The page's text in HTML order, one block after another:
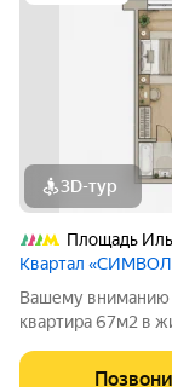
3D-тур
Площадь
Квартал
Вашему вниманию
квартира 67м2 в